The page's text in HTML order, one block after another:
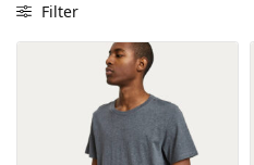
Filter